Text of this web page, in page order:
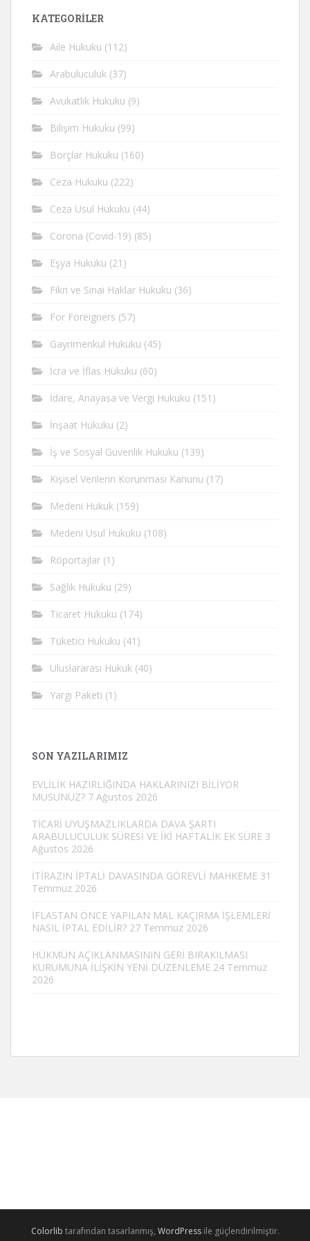
KATEGORİLER
Aile Hukuku (112)
Arabuluculuk (37)
Avukatlık Hukuku (9)
Bilişim Hukuku (99)
Borçlar Hukuku (160)
Ceza Hukuku (222)
Ceza Usul Hukuku (44)
Corona (Covid-19) (85)
Eşya Hukuku (21)
Fikri ve Sinai Haklar Hukuku (36)
For Foreigners (57)
Gayrimenkul Hukuku (45)
İcra ve İflas Hukuku (60)
İdare, Anayasa ve Vergi Hukuku (151)
İnşaat Hukuku (2)
İş ve Sosyal Güvenlik Hukuku (139)
Kişisel Verilerin Korunması Kanunu (17)
Medeni Hukuk (159)
Medeni Usul Hukuku (108)
Röportajlar (1)
Sağlık Hukuku (29)
Ticaret Hukuku (174)
Tüketici Hukuku (41)
Uluslararası Hukuk (40)
Yargı Paketi (1)
SON YAZILARIMIZ
EVLİLİK HAZIRLIĞINDA HAKLARINIZI BİLİYOR
MUSUNUZ? 7 Ağustos 2026
TİCARİ UYUŞMAZLIKLARDA DAVA ŞARTI
ARABULUCULUK SÜRESİ VE İKİ HAFTALIK EK SÜRE 3
Ağustos 2026
İTİRAZIN İPTALİ DAVASINDA GÖREVLİ MAHKEME 31
Temmuz 2026
İFLASTAN ÖNCE YAPILAN MAL KAÇIRMA İŞLEMLERİ
NASIL İPTAL EDİLİR? 27 Temmuz 2026
HÜKMÜN AÇIKLANMASININ GERİ BIRAKILMASI
KURUMUNA İLİŞKİN YENİ DÜZENLEME 24 Temmuz
2026
Colorlib tarafından tasarlanmış, WordPressile güçlendirilmiştir.